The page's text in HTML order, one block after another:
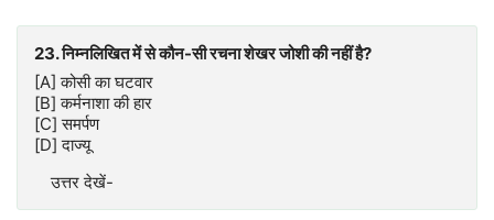
23. निम्नलिखित में से कौन-सी रचना शेखर जोशी की नहीं है?
[A] कोसी का घटवार
[B] कर्मनाशा की हार
[C] समर्पण
[D] दाज्यू
उत्तर देखें-